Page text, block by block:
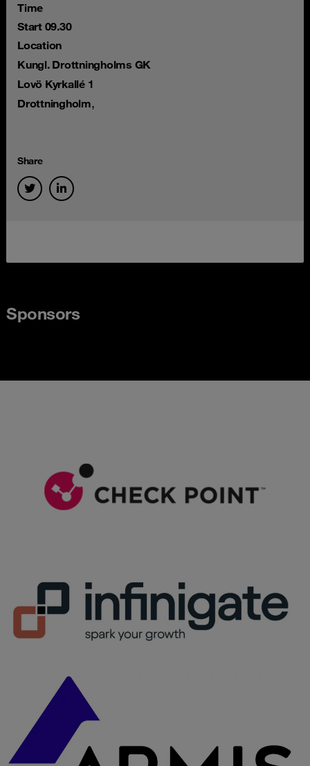
Time
Start 09.30
Location
Kungl. Drottningholms GK
Lovö Kyrkallé 1
Drottningholm,
Share
Sponsors